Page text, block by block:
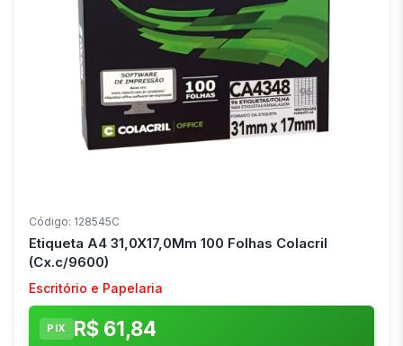
Código: 128545C
Etiqueta A4 31,0X17,0Mm 100 Folhas Colacril
(Cx.c/9600)
Escritório e Papelaria
PIX R$ 61,84